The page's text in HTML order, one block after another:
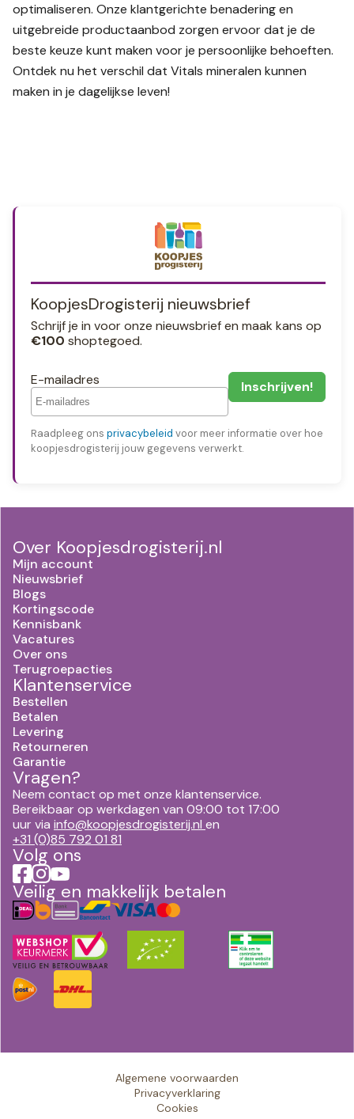
optimaliseren. Onze klantgerichte benadering en
uitgebreide productaanbod zorgen ervoor dat je de
beste keuze kunt maken voor je persoonlijke behoeften.
Ontdek nu het verschil dat Vitals mineralen kunnen
maken in je dagelijkse leven!
KoopjesDrogisterij nieuwsbrief
Schrijf je in voor onze nieuwsbrief en maak kans op
€100 shoptegoed.
E-mailadres
Raadpleeg ons privacybeleid voor meer informatie over hoe
koopjesdrogisterij jouw gegevens verwerkt.
Over Koopjesdrogisterij.nl
Mijn account
Nieuwsbrief
Blogs
Kortingscode
Kennisbank
Vacatures
Over ons
Terugroepacties
Klantenservice
Bestellen
Betalen
Levering
Retourneren
Garantie
Vragen?
Neem contact op met onze klantenservice.
Bereikbaar op werkdagen van 09:00 tot 17:00
uur via info@koopjesdrogisterij.nl en
+31 (0)85 792 01 81
Volg ons
Veilig en makkelijk betalen
Algemene voorwaarden
Privacyverklaring
Cookies